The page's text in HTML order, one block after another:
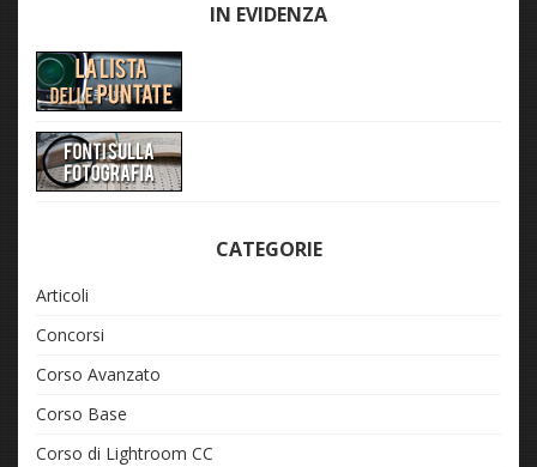
IN EVIDENZA
CATEGORIE
Articoli
Concorsi
Corso Avanzato
Corso Base
Corso di Lightroom CC